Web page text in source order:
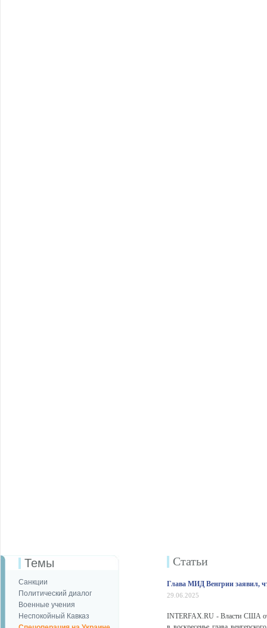
Темы
Санкции
Политический диалог
Военные учения
Неспокойный Кавказ
Статьи
Глава МИД Венгрии заявил,
29.06.2025
INTERFAX.RU - Власти США